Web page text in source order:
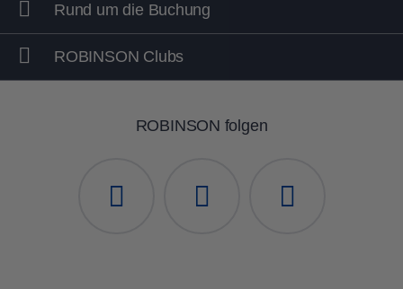
Rund um die Buchung
ROBINSON Clubs
ROBINSON folgen